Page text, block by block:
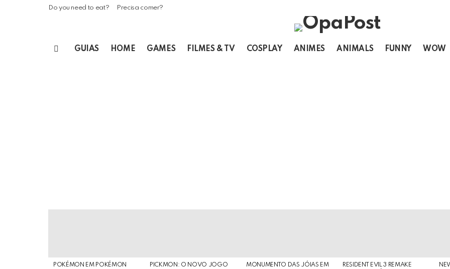
Do you need to eat? Precisa comer?
GUIAS HOME GAMES FILMES & TV COSPLAY ANIMES ANIMALS FUNNY WOW
POKÉMON EM POKÉMON
PICKMON: O NOVO JOGO
MONUMENTO DAS JÓIAS EM
RESIDENT EVIL 3 REMAKE